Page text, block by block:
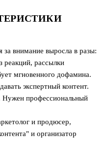
за внимание выросла в разы:
реакций, рассылки
мгновенного дофамина.
экспертный контент.
Нужен профессиональный
и продюсер,
и организатор